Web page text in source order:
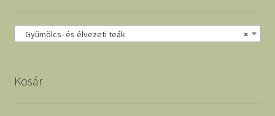
×
Gyümölcs- és élvezeti teák
Kosár